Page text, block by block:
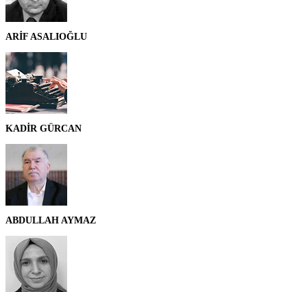
ARİF ASALIOĞLU
KADİR GÜRCAN
ABDULLAH AYMAZ